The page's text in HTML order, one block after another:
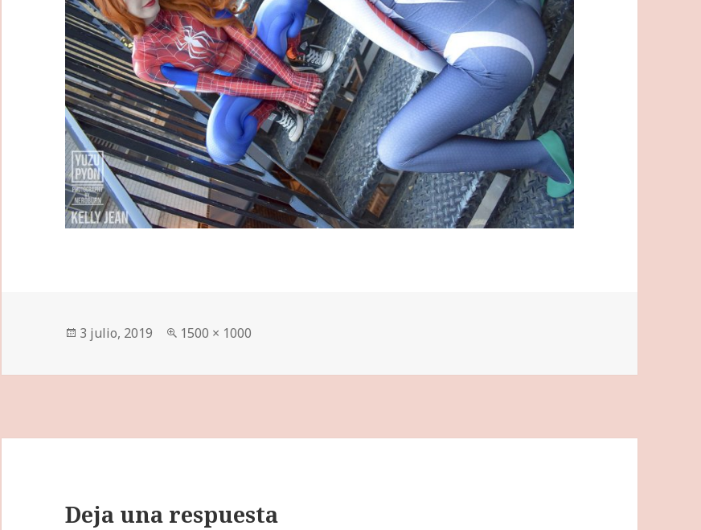
Publicado
3 julio, 2019
Tamaño
1500 × 1000
Deja una respuesta